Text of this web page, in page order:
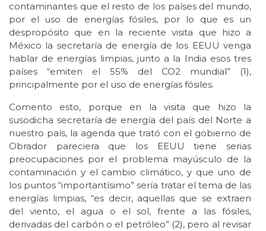
contaminantes que el resto de los países del mundo,
por el uso de energías fósiles, por lo que es un
despropósito que en la reciente visita que hizo a
México la secretaría de energía de los EEUU venga
hablar de energías limpias, junto a la India esos tres
países “emiten el 55% del CO2 mundial” (1),
principalmente por el uso de energías fósiles.
Comento esto, porque en la visita que hizo la
susodicha secretaría de energía del país del Norte a
nuestro país, la agenda que trató con el gobierno de
Obrador pareciera que los EEUU tiene serias
preocupaciones por el problema mayúsculo de la
contaminación y el cambio climático, y que uno de
los puntos “importantísimo” sería tratar el tema de las
energías limpias, “es decir, aquellas que se extraen
del viento, el agua o el sol, frente a las fósiles,
derivadas del carbón o el petróleo” (2), pero al revisar